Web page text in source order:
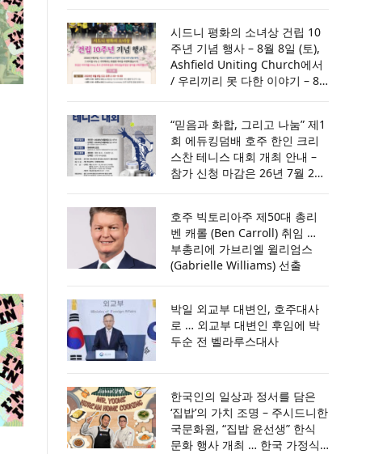
시드니 평화의 소녀상 건립 10
주년 기념 행사 – 8월 8일 (토),
Ashfield Uniting Church에서
/ 우리끼리 못 다한 이야기 – 8
내용은 포스터 참조]
“믿음과 화합, 그리고 나눔” 제1
회 에듀킹덤배 호주 한인 크리
스찬 테니스 대회 개최 안내 –
참가 신청 마감은 26년 7월 28
오후 4시, 파라마타 코트에서
호주 빅토리아주 제50대 총리
벤 캐롤 (Ben Carroll) 취임 …
부총리에 가브리엘 윌리엄스
(Gabrielle Williams) 선출
박일 외교부 대변인, 호주대사
로 … 외교부 대변인 후임에 박
두순 전 벨라루스대사
한국인의 일상과 정서를 담은
‘집밥’의 가치 조명 – 주시드니한
국문화원, “집밥 윤선생” 한식
문화 행사 개최 … 한국 가정식